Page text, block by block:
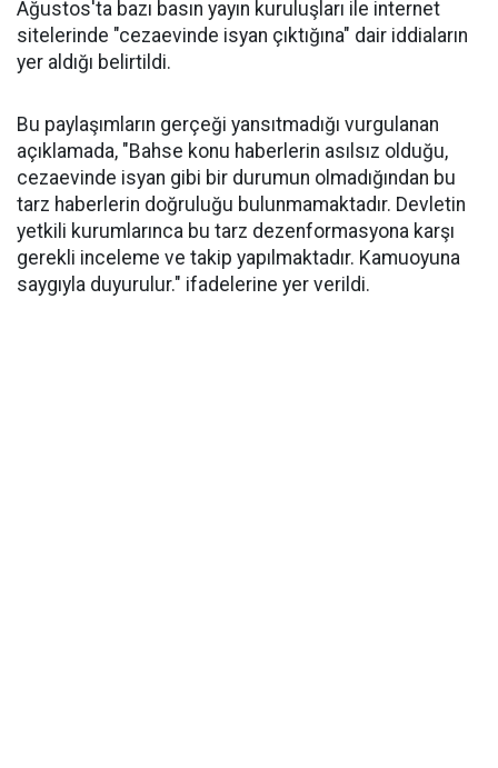
Ağustos'ta bazı basın yayın kuruluşları ile internet
sitelerinde "cezaevinde isyan çıktığına" dair iddiaların
yer aldığı belirtildi.
Bu paylaşımların gerçeği yansıtmadığı vurgulanan
açıklamada, "Bahse konu haberlerin asılsız olduğu,
cezaevinde isyan gibi bir durumun olmadığından bu
tarz haberlerin doğruluğu bulunmamaktadır. Devletin
yetkili kurumlarınca bu tarz dezenformasyona karşı
gerekli inceleme ve takip yapılmaktadır. Kamuoyuna
saygıyla duyurulur." ifadelerine yer verildi.